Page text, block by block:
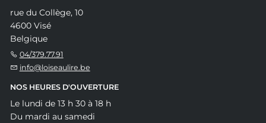
rue du Collège, 10
4600 Visé
Belgique
04/379.77.91
info@loiseaulire.be
NOS HEURES D'OUVERTURE
Le lundi de 13 h 30 à 18 h
Du mardi au samedi